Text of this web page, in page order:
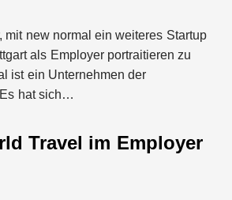
mit new normal ein weiteres Startup
als Employer portraitieren zu
ist ein Unternehmen der
hat sich…
Travel im Employer